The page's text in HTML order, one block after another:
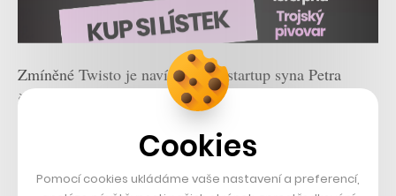
Zmíněné Twisto je navíc fintech startup syna Petra
Šmídy Michala, jenž Twisto založil a vede. Ostatně,
novými službami, které Twisto chystá. Corviglia Capital
Fund má pro první tři roky připraveno 250 milionů
Cookies
Pomocí cookies ukládáme vaše nastavení a preferencí,